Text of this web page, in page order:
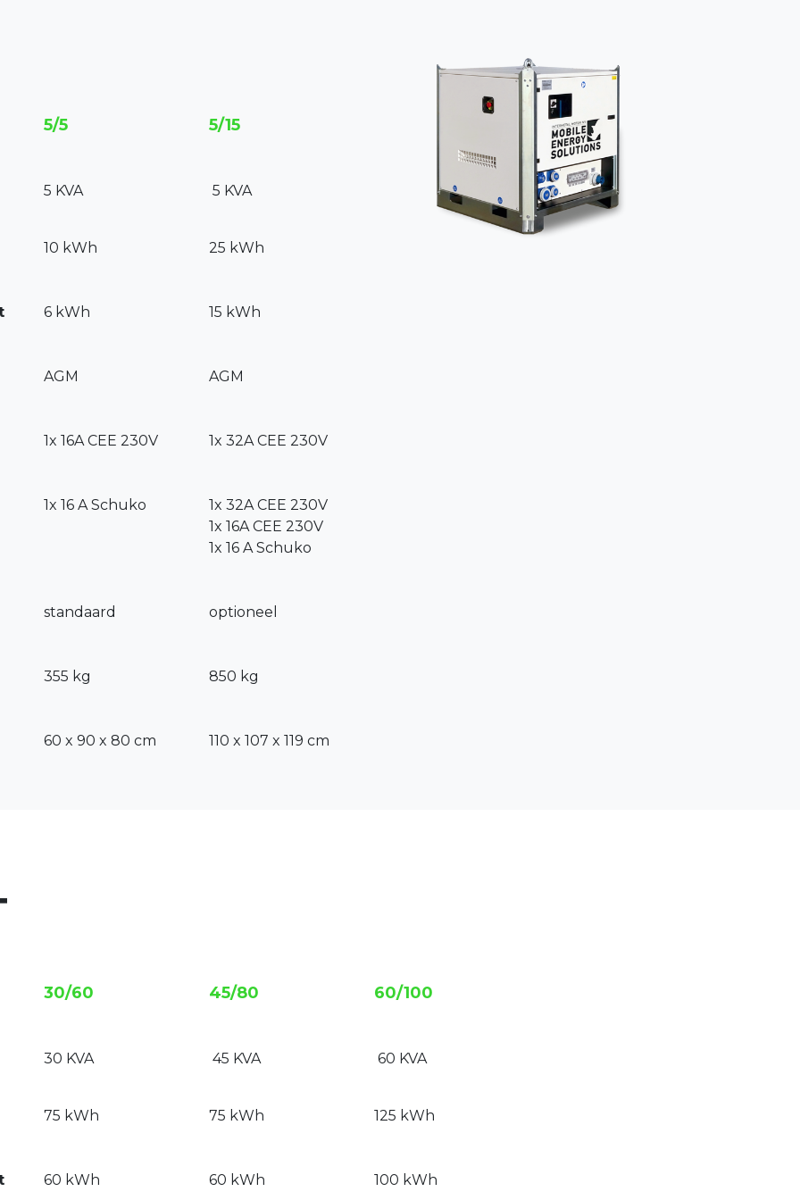
5/5
5 KVA
10 kWh
6 kWh
AGM
​1x 16A CEE 230V
1x 16 A Schuko
standaard
355 kg
60 x 90 x 80 cm
5/15
5 KVA
25 kWh
15 kWh
AGM
1x 32A CEE 230V
1x 32A CEE 230V
1x 16A CEE 230V
1x 16 A Schuko
optioneel
850 kg
110 x 107 x 119 cm
30/60
30 KVA
75 kWh
60 kWh
45/80
45 KVA
75 kWh
60 kWh
60/100
60 KVA
125 kWh
100 kWh